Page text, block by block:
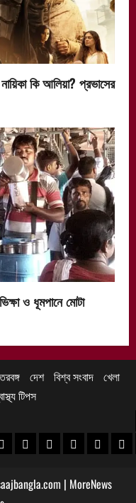
কি আলিয়া? প্রভাসের
ও ধূমপানে মোটা
দেশ বিশ্ব সংবাদ খেলা
টিপস
নিউজ
খবর
জলপাইগুড়ি খবর
শিলিগুড়ি খবর
উত্তরদক্ষিণ
| MoreNews